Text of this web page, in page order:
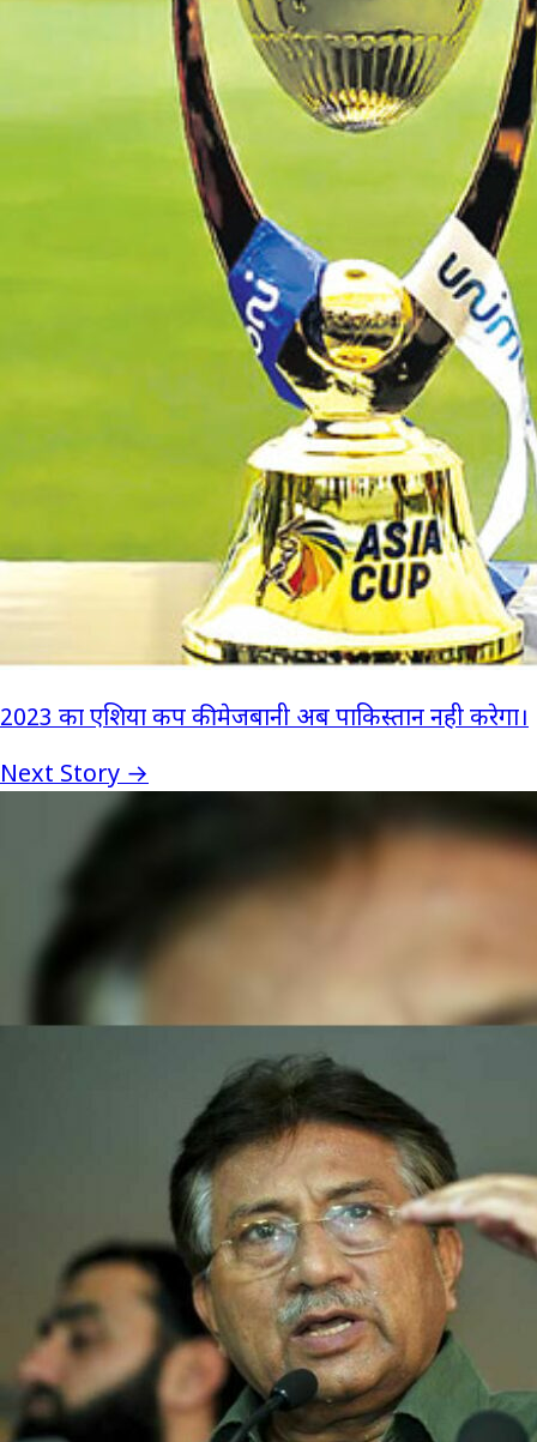
2023 का एशिया कप की मेजबानी अब पाकिस्तान नही करेगा।
Next Story →